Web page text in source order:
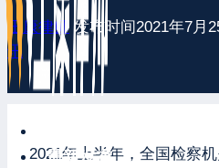
最新发布
王康律师 发布时间2021年7月
讯
2021年上半年，全国检察